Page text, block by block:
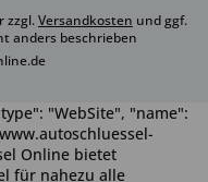
zzgl.Versandkosten und ggf.
anders beschrieben
"WebSite", "name":
Online bietet
für nahezu alle